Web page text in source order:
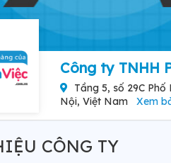
Công ty TNHH
Tầng 5, số 29C
Nội, Việt Nam
Xem
CÔNG TY